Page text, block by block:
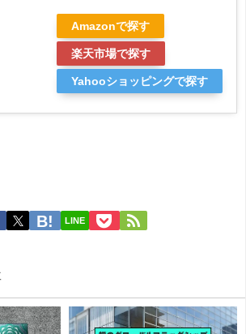
Amazonで探す
楽天市場で探す
Yahooショッピングで探す
LINE